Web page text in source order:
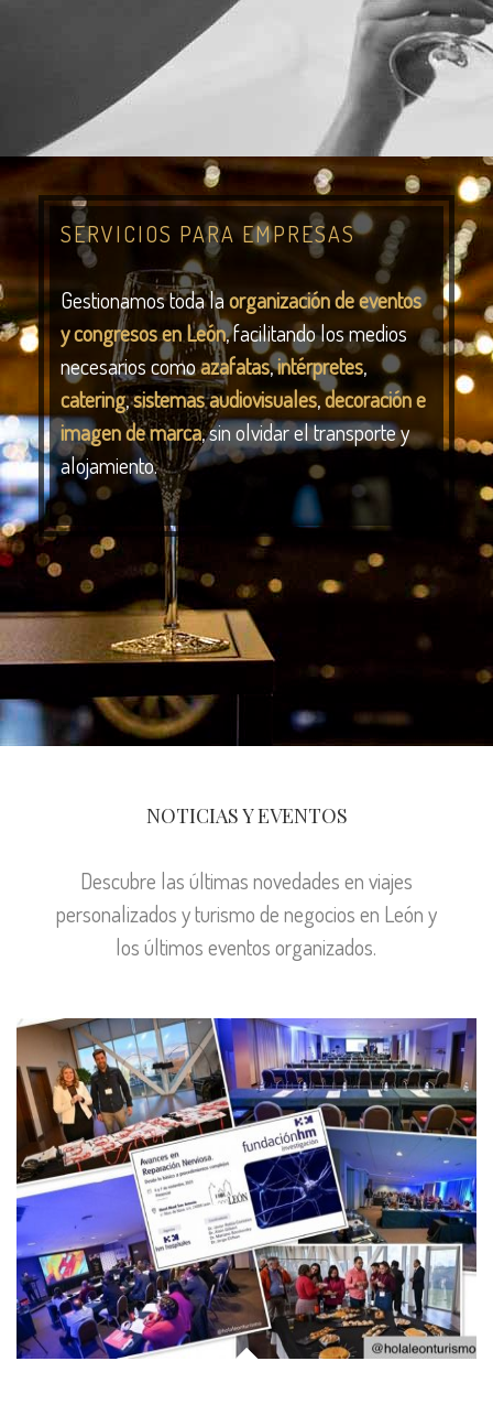
SERVICIOS PARA EMPRESAS
Gestionamos toda laorganización de eventos
y congresos en León, facilitando los medios
necesarios comoazafatas,intérpretes,
catering,sistemas audiovisuales,decoración e
imagen de marca, sin olvidar el transporte y
alojamiento.
NOTICIAS Y EVENTOS
Descubre las últimas novedades en viajes
personalizados y turismo de negocios en León y
los últimos eventos organizados.